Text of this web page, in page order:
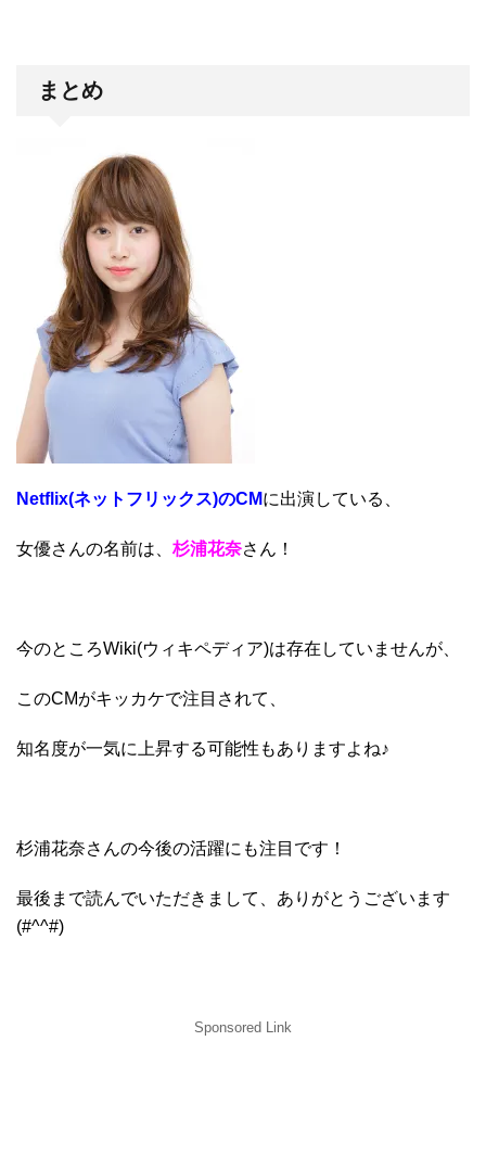
まとめ
Netflix(ネットフリックス)のCMに出演している、
女優さんの名前は、 杉浦花奈さん！
今のところWiki(ウィキペディア)は存在していませんが、
このCMがキッカケで注目されて、
知名度が一気に上昇する可能性もありますよね♪
杉浦花奈さんの今後の活躍にも注目です！
最後まで読んでいただきまして、ありがとうございます
(#^^#)
Sponsored Link